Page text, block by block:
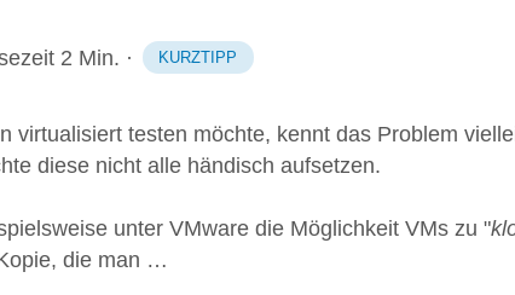
Keebs
Retro
2 Min. · KURZTIPP
virtualisiert testen möchte, kennt das Problem
diese nicht alle händisch aufsetzen.
unter VMware die Möglichkeit VMs zu "
die man …